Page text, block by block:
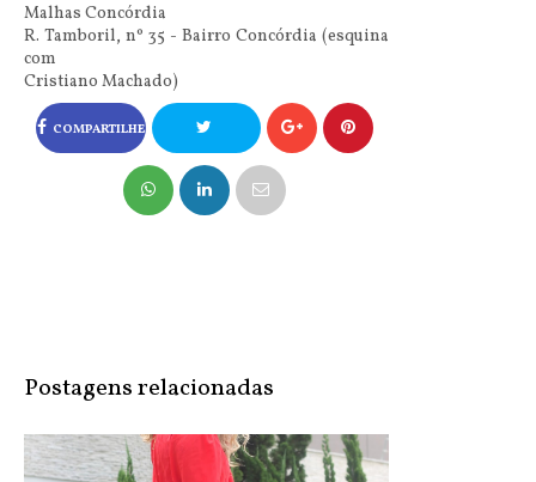
Malhas Concórdia
R. Tamboril, nº 35 - Bairro Concórdia (esquina
com
Cristiano Machado)
COMPARTILHE
NO FACEBOOK COMPARTILHE
Postagens relacionadas